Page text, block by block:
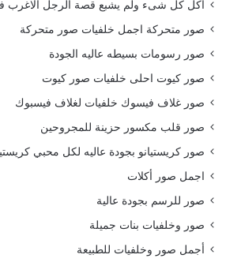
أكل كل شىء ولم يشبع قصة الرجل الاغرب
صور متحركة اجمل خلفيات صور متحركة
صور رسومات بسيطه عاليه الجودة
صور كيوت احلى خلفيات صور كيوت
صور غلاف فيسوك خلفيات لغلاف فيسبوك
صور قلب مكسور حزينة للمجروحين
صور كريستيانو بجودة عاليه لكل محبي
اجمل صور أكلات
صور للرسم بجودة عالية
صور وخلفيات بنات جميلة
أجمل صور وخلفيات للطبيعة